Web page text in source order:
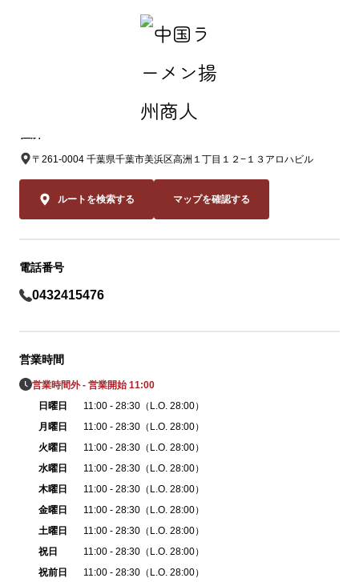
中国ラーメン揚州商人 稲毛海岸店
〒261-0004 千葉県千葉市美浜区高洲１丁目１２−１３アロハビル
ルートを検索する マップを確認する
電話番号
0432415476
営業時間
営業時間外 - 営業開始 11:00
日曜日
11:00 - 28:30（L.O. 28:00）
月曜日
11:00 - 28:30（L.O. 28:00）
火曜日
11:00 - 28:30（L.O. 28:00）
水曜日
11:00 - 28:30（L.O. 28:00）
木曜日
11:00 - 28:30（L.O. 28:00）
金曜日
11:00 - 28:30（L.O. 28:00）
土曜日
11:00 - 28:30（L.O. 28:00）
祝日
11:00 - 28:30（L.O. 28:00）
祝前日
11:00 - 28:30（L.O. 28:00）